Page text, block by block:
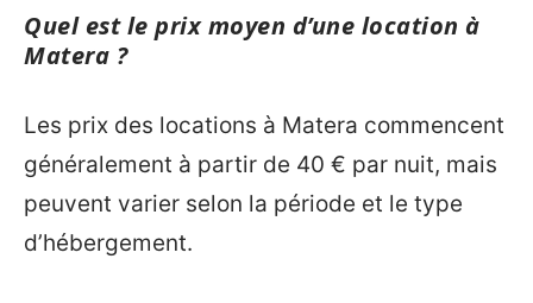
Quel est le prix moyen d’une location à
Matera ?
Les prix des locations à Matera commencent
généralement à partir de 40 € par nuit, mais
peuvent varier selon la période et le type
d’hébergement.